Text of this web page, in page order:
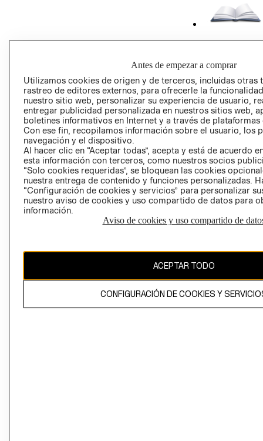
PRIVACIDAD
GIFT CARD
AVISO DE
Perú (S/)
CAMBIAR REGIÓN
El contenido de esta página web está protegido por copyright y es
Antes de empezar a comprar
Utilizamos cookies de origen y de terceros, incluidas otras
rastreo de editores externos, para ofrecerle la
nuestro sitio web, personalizar su experiencia de usuario,
entregar publicidad personalizada en nuestros sitios web,
boletines informativos en Internet y a través de plataformas
Con ese fin, recopilamos información sobre el usuario, los
navegación y el dispositivo.
Al hacer clic en “Aceptar todas”, acepta y está de acuerdo
esta información con terceros, como nuestros socios
“Solo cookies requeridas”, se bloquean las cookies
nuestra entrega de contenido y funciones personalizadas.
“Configuración de cookies y servicios” para personalizar
nuestro aviso de cookies y uso compartido de datos para
información.
Aviso de cookies y uso compartido de
ACEPTAR TODO
CONFIGURACIÓN DE COOKIES Y